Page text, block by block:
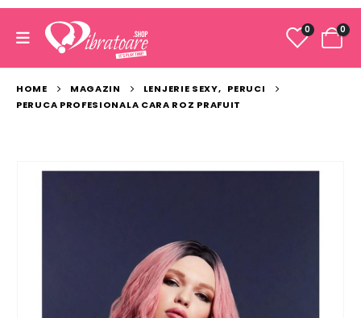
0 0
HOME MAGAZIN LENJERIE SEXY, PERUCI
PERUCA PROFESIONALA CARA ROZ PRAFUIT